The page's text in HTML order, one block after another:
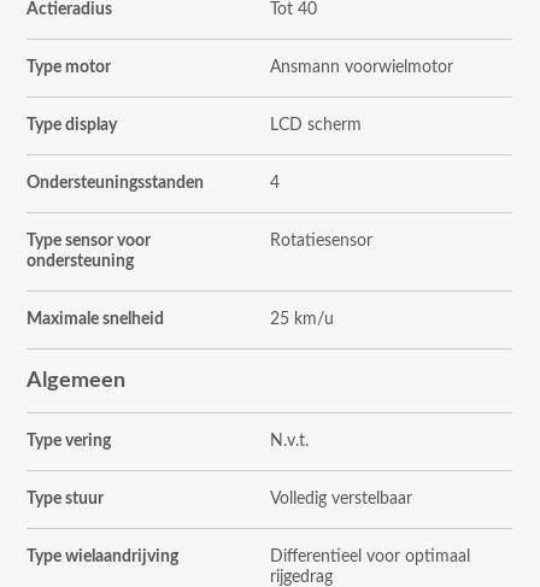
Actieradius Tot 40
Type motor Ansmann voorwielmotor
Type display LCD scherm
Ondersteuningsstanden 4
Type sensor voor
ondersteuning
Rotatiesensor
Maximale snelheid 25 km/u
Algemeen
Type vering N.v.t.
Type stuur Volledig verstelbaar
Type wielaandrijving
Differentieel voor optimaal
rijgedrag